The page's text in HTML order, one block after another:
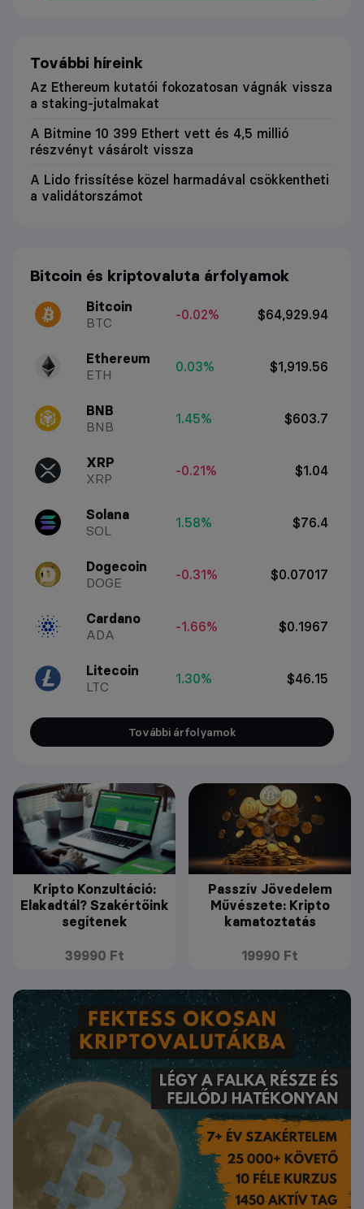
További híreink
Az Ethereum kutatói fokozatosan vágnák vissza
a staking-jutalmakat
A Bitmine 10 399 Ethert vett és 4,5 millió
részvényt vásárolt vissza
A Lido frissítése közel harmadával csökkentheti
a validátorszámot
Bitcoin és kriptovaluta árfolyamok
Bitcoin
BTC
-0.02% $64,929.94
Ethereum
ETH
0.03% $1,919.56
BNB
BNB
1.45% $603.7
XRP
XRP
-0.21% $1.04
Solana
SOL
1.58% $76.4
Dogecoin
DOGE
-0.31% $0.07017
Cardano
ADA
-1.66% $0.1967
Litecoin
LTC
1.30% $46.15
További árfolyamok
Kripto Konzultáció:
Elakadtál? Szakértőink
segítenek
39990 Ft
Passzív Jövedelem
Művészete: Kripto
kamatoztatás
19990 Ft